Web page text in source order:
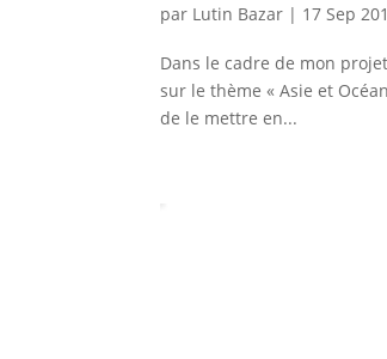
par Lutin Bazar | 17 Sep
Dans le cadre de mon
sur le thème « Asie et
de le mettre en...